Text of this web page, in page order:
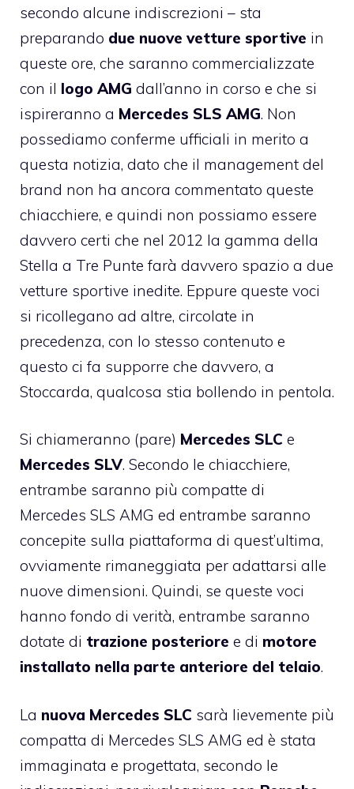
secondo alcune indiscrezioni – sta
preparando due nuove vetture sportive in
queste ore, che saranno commercializzate
con il logo AMG dall’anno in corso e che si
ispireranno a Mercedes SLS AMG. Non
possediamo conferme ufficiali in merito a
questa notizia, dato che il management del
brand non ha ancora commentato queste
chiacchiere, e quindi non possiamo essere
davvero certi che nel 2012 la gamma della
Stella a Tre Punte farà davvero spazio a due
vetture sportive inedite. Eppure queste voci
si ricollegano ad altre, circolate in
precedenza, con lo stesso contenuto e
questo ci fa supporre che davvero, a
Stoccarda, qualcosa stia bollendo in pentola.
Si chiameranno (pare) Mercedes SLC e
Mercedes SLV. Secondo le chiacchiere,
entrambe saranno più compatte di
Mercedes SLS AMG ed entrambe saranno
concepite sulla piattaforma di quest’ultima,
ovviamente rimaneggiata per adattarsi alle
nuove dimensioni. Quindi, se queste voci
hanno fondo di verità, entrambe saranno
dotate di trazione posteriore e di motore
installato nella parte anteriore del telaio.
La nuova Mercedes SLC sarà lievemente più
compatta di Mercedes SLS AMG ed è stata
immaginata e progettata, secondo le